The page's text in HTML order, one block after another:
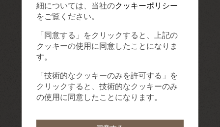
細については、当社のクッキーポリシー
をご覧ください。
「同意する」をクリックすると、上記の
クッキーの使用に同意したことになりま
す。
「技術的なクッキーのみを許可する」を
クリックすると、技術的なクッキーのみ
の使用に同意したことになります。